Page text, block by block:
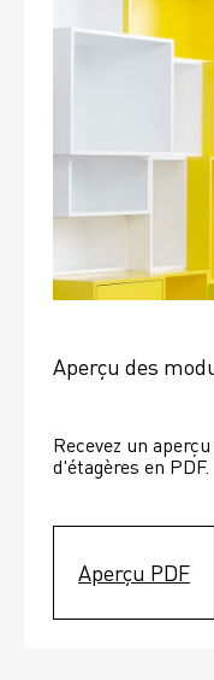
Aperçu des
Recevez un
d'étagères en PDF.
Aperçu PDF